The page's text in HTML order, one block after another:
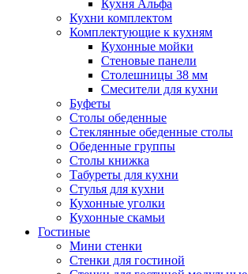
Кухня Альфа
Кухни комплектом
Комплектующие к кухням
Кухонные мойки
Стеновые панели
Столешницы 38 мм
Смесители для кухни
Буфеты
Столы обеденные
Стеклянные обеденные столы
Обеденные группы
Столы книжка
Табуреты для кухни
Стулья для кухни
Кухонные уголки
Кухонные скамьи
Гостиные
Мини стенки
Стенки для гостиной